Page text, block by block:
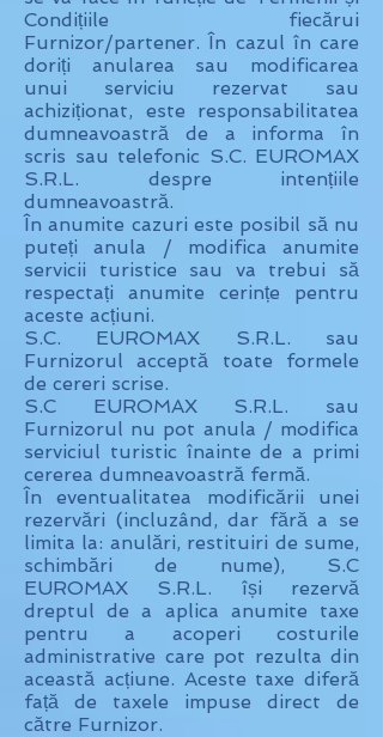
Condițiile fiecărui
Furnizor/partener. În cazul în care
doriți anularea sau modificarea
unui serviciu rezervat sau
achiziționat, este responsabilitatea
dumneavoastră de a informa în
scris sau telefonic S.C. EUROMAX
S.R.L. despre intențiile
dumneavoastră.
În anumite cazuri este posibil să nu
puteți anula / modifica anumite
servicii turistice sau va trebui să
respectați anumite cerințe pentru
aceste acțiuni.
S.C. EUROMAX S.R.L. sau
Furnizorul acceptă toate formele
de cereri scrise.
S.C EUROMAX S.R.L. sau
Furnizorul nu pot anula / modifica
serviciul turistic înainte de a primi
cererea dumneavoastră fermă.
În eventualitatea modificării unei
rezervări (incluzând, dar fără a se
limita la: anulări, restituiri de sume,
schimbări de nume), S.C
EUROMAX S.R.L. își rezervă
dreptul de a aplica anumite taxe
pentru a acoperi costurile
administrative care pot rezulta din
această acțiune. Aceste taxe diferă
față de taxele impuse direct de
către Furnizor.